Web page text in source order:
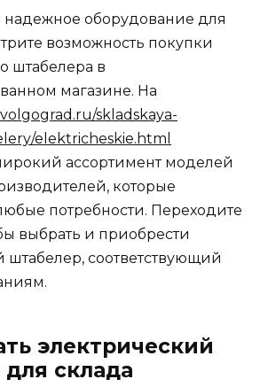
оборудование для
возможность покупки
штабелера в
магазине. На
skladskaya-
elektricheskie.html
ассортимент моделей
которые
потребности. Переходите
выбрать и приобрести
штабелер, соответствующий
электрический
склада